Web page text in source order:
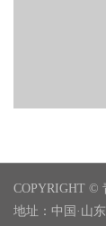
COPYRIGHT ©
地址：中国·山